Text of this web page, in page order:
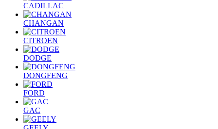
CADILLAC
CHANGAN
CITROEN
DODGE
DONGFENG
FORD
GAC